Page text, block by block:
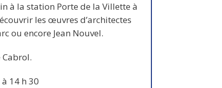
à la station Porte de la Villette à
les œuvres d’architectes
ou encore Jean Nouvel.
14 h 30